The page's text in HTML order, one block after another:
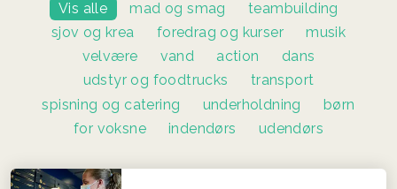
Vis alle
mad og smag
teambuilding
sjov og krea
foredrag og kurser
musik
velvære
vand action
dans
udstyr og foodtrucks
transport
spisning og catering
underholdning
børn
for voksne
indendørs udendørs